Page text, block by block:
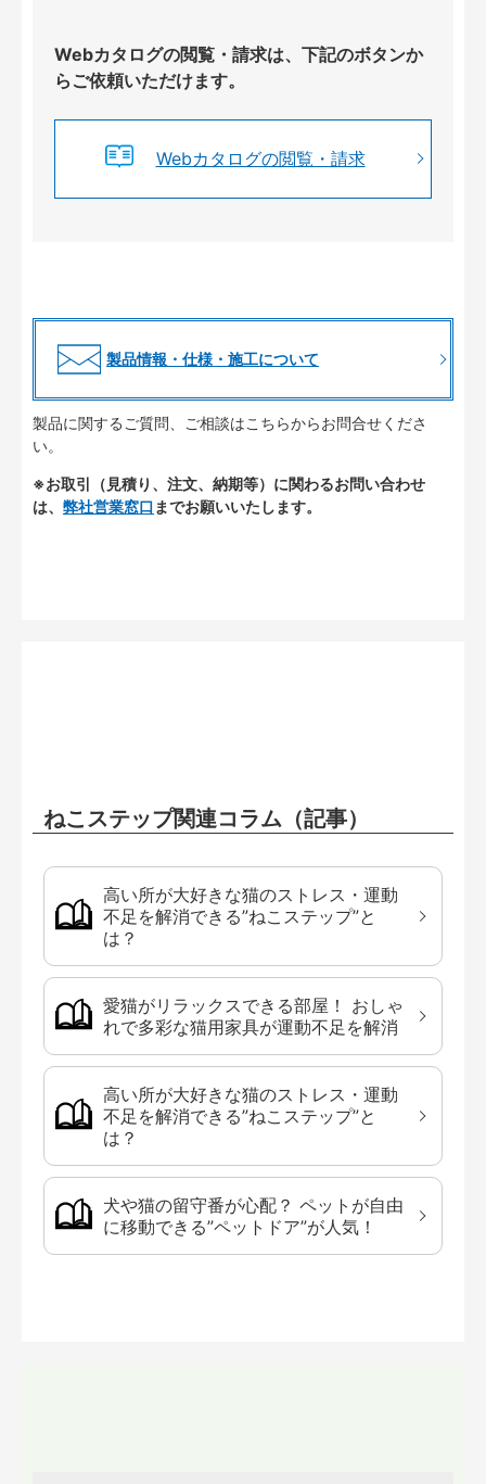
Webカタログの閲覧・請求は、下記のボタンか
らご依頼いただけます。
Webカタログの閲覧・請求
製品情報・仕様・施工について
製品に関するご質問、ご相談はこちらからお問合せくださ
い。
※お取引（見積り、注文、納期等）に関わるお問い合わせ
は、 弊社営業窓口 までお願いいたします。
ねこステップ関連コラム（記事）
高い所が大好きな猫のストレス・運動
不足を解消できる”ねこステップ”と
は？
愛猫がリラックスできる部屋！ おしゃ
れで多彩な猫用家具が運動不足を解消
高い所が大好きな猫のストレス・運動
不足を解消できる”ねこステップ”と
は？
犬や猫の留守番が心配？ ペットが自由
に移動できる”ペットドア”が人気！